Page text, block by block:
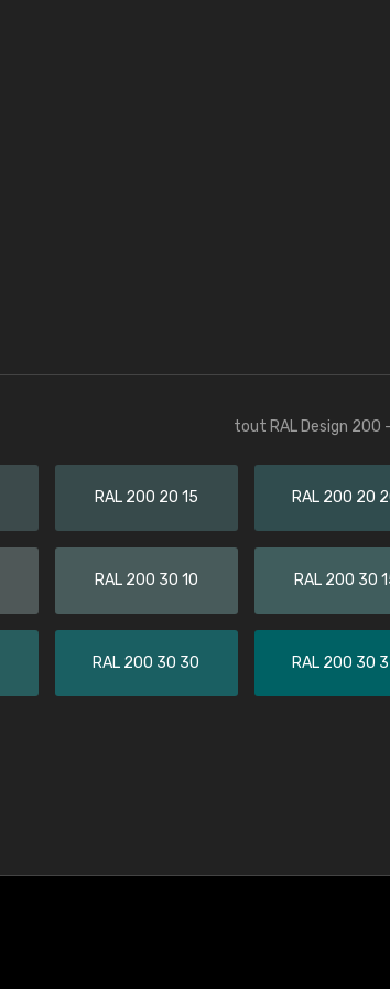
tout RAL Design 200
RAL 200 20 15 RAL 200 20
RAL 200 30 10 RAL 200 30
RAL 200 30 30 RAL 200 30